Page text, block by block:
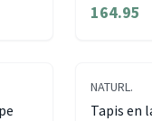
164.95
NATURL.
Tapis en